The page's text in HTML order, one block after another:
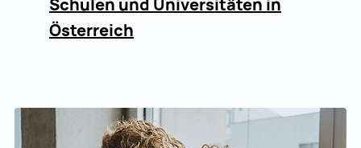
Schulen und Universitäten in
Österreich